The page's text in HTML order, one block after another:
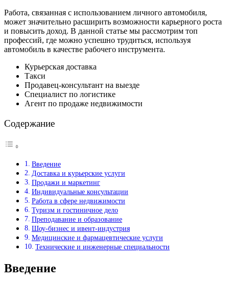
Работа, связанная с использованием личного автомобиля,
может значительно расширить возможности карьерного роста
и повысить доход. В данной статье мы рассмотрим топ
профессий, где можно успешно трудиться, используя
автомобиль в качестве рабочего инструмента.
Курьерская доставка
Такси
Продавец-консультант на выезде
Специалист по логистике
Агент по продаже недвижимости
Содержание
Введение
Доставка и курьерские услуги
Продажи и маркетинг
Индивидуальные консультации
Работа в сфере недвижимости
Туризм и гостиничное дело
Преподавание и образование
Шоу-бизнес и ивент-индустрия
Медицинские и фармацевтические услуги
Технические и инженерные специальности
Введение